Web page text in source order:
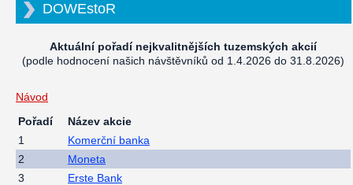
DOWEstoR
Aktuální pořadí nejkvalitnějších tuzemských akcií
(podle hodnocení našich návštěvníků od 1.4.2026 do 31.8.2026)
Návod
Pořadí
Název akcie
1
Komerční banka
2
Moneta
3
Erste Bank